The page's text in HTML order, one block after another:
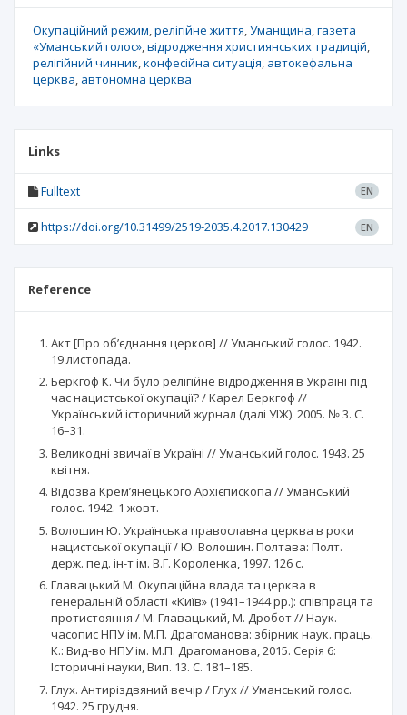
Окупаційний режим релігійне життя Уманщина газета
«Уманський голос» відродження християнських традицій
релігійний чинник конфесійна ситуація автокефальна
церква автономна церква
Links
Fulltext EN
https://doi.org/10.31499/2519-2035.4.2017.130429 EN
Reference
Акт [Про об’єднання церков] // Уманський голос. 1942.
19 листопада.
Беркгоф К. Чи було релігійне відродження в Україні під
час нацистської окупації? / Карел Беркгоф //
Український історичний журнал (далі УІЖ). 2005. № 3. С.
16–31.
Великодні звичаї в Україні // Уманський голос. 1943. 25
квітня.
Відозва Крем’янецького Архієпископа // Уманський
голос. 1942. 1 жовт.
Волошин Ю. Українська православна церква в роки
нацистської окупації / Ю. Волошин. Полтава: Полт.
держ. пед. ін-т ім. В.Г. Короленка, 1997. 126 с.
Главацький М. Окупаційна влада та церква в
генеральній області «Київ» (1941–1944 рр.): співпраця та
протистояння / М. Главацький, М. Дробот // Наук.
часопис НПУ ім. М.П. Драгоманова: збірник наук. праць.
К.: Вид-во НПУ ім. М.П. Драгоманова, 2015. Серія 6:
Історичні науки, Вип. 13. С. 181–185.
Глух. Антиріздвяний вечір / Глух // Уманський голос.
1942. 25 грудня.